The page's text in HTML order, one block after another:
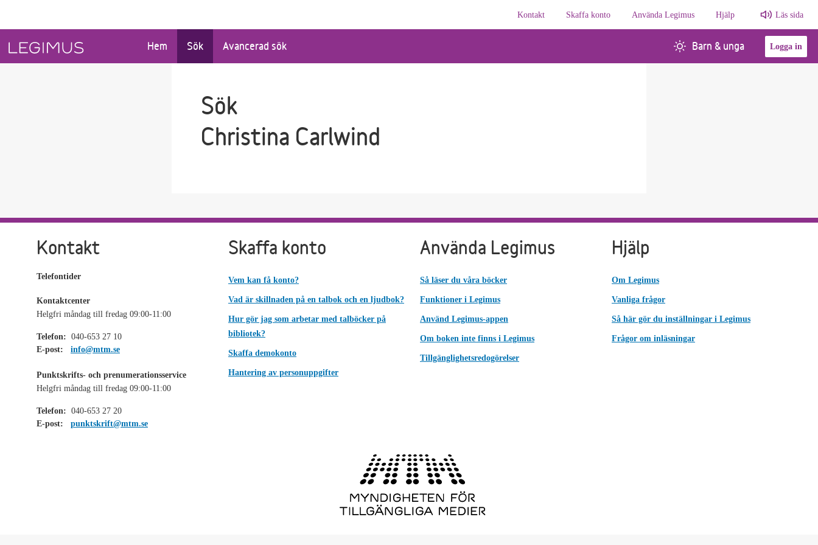
Kontakt
Skaffa konto Använda Legimus Hjälp Läs sida
Hem Sök Avancerad sök Barn & unga Logga in
Sök
Christina Carlwind
Kontakt
Telefontider
Kontaktcenter
Helgfri måndag till fredag 09:00-11:00
Telefon: 040-653 27 10
E-post:
info@mtm.se
Punktskrifts- och prenumerationsservice
Helgfri måndag till fredag 09:00-11:00
Telefon: 040-653 27 20
E-post:
punktskrift@mtm.se
Skaffa konto
Vem kan få konto?
Vad är skillnaden på en talbok och en ljudbok?
Hur gör jag som arbetar med talböcker på
bibliotek?
Skaffa demokonto
Hantering av personuppgifter
Använda Legimus
Så läser du våra böcker
Funktioner i Legimus
Använd Legimus-appen
Om boken inte finns i Legimus
Tillgänglighetsredogörelser
Hjälp
Om Legimus
Vanliga frågor
Så här gör du inställningar i Legimus
Frågor om inläsningar